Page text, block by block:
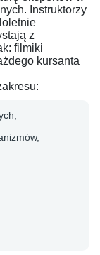
Instruktorzy
z
filmiki
kursanta